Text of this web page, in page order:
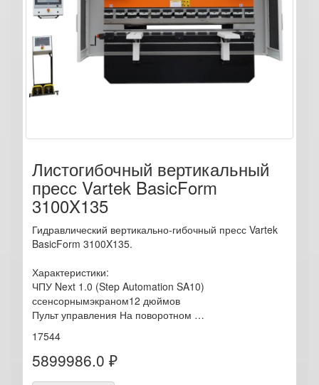
Листогибочный вертикальный
пресс Vartek BasicForm
3100X135
Гидравлический вертикально-гибочный пресс Vartek
BasicForm 3100X135.
Характеристики:
ЧПУ Next 1.0 (Step Automation SA10)
ссенсорнымэкраном12 дюймов
Пульт управления На поворотном …
17544
5899986.0 ₽